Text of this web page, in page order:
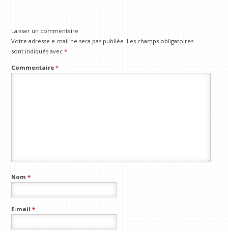
Laisser un commentaire
Votre adresse e-mail ne sera pas publiée. Les champs obligatoires
sont indiqués avec*
Commentaire*
Nom*
E-mail*